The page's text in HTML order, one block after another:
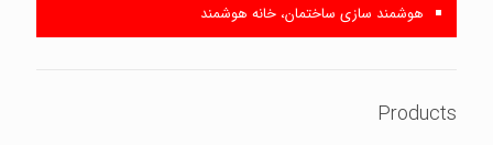
هوشمند سازی ساختمان، خانه هوشمند
Products